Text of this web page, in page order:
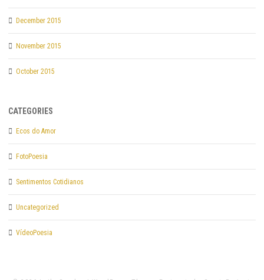
December 2015
November 2015
October 2015
CATEGORIES
Ecos do Amor
FotoPoesia
Sentimentos Cotidianos
Uncategorized
VídeoPoesia